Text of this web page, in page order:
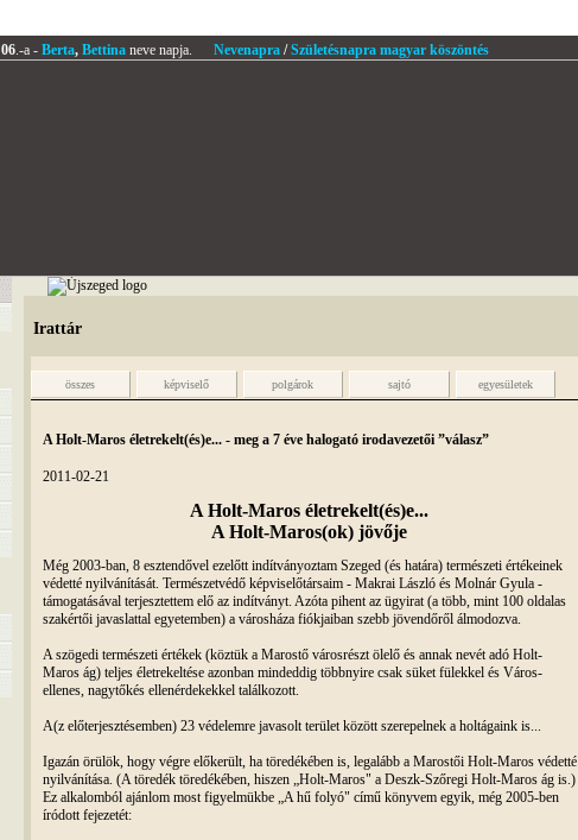
06.-a - Berta, Bettinaneve napja. Nevenapra/Születésnapra magyar köszöntés
Irattár
összes képviselő polgárok sajtó egyesületek
A Holt-Maros életrekelt(és)e... - meg a 7 éve halogató irodavezetői ”válasz”
2011-02-21
A Holt-Maros életrekelt(és)e...
A Holt-Maros(ok) jövője
Még 2003-ban, 8 esztendővel ezelőtt indítványoztam Szeged (és határa) természeti értékeinek
védetté nyilvánítását. Természetvédő képviselőtársaim - Makrai László és Molnár Gyula -
támogatásával terjesztettem elő az indítványt. Azóta pihent az ügyirat (a több, mint 100 oldalas
szakértői javaslattal egyetemben) a városháza fiókjaiban szebb jövendőről álmodozva.
A szögedi természeti értékek (köztük a Marostő városrészt ölelő és annak nevét adó Holt-
Maros ág) teljes életrekeltése azonban mindeddig többnyire csak süket fülekkel és Város-
ellenes, nagytőkés ellenérdekekkel találkozott.
A(z előterjesztésemben) 23 védelemre javasolt terület között szerepelnek a holtágaink is...
Igazán örülök, hogy végre előkerült, ha töredékében is, legalább a Marostői Holt-Maros védetté
nyilvánítása. (A töredék töredékében, hiszen „Holt-Maros" a Deszk-Szőregi Holt-Maros ág is.)
Ez alkalomból ajánlom most figyelmükbe „A hű folyó" című könyvem egyik, még 2005-ben
íródott fejezetét: